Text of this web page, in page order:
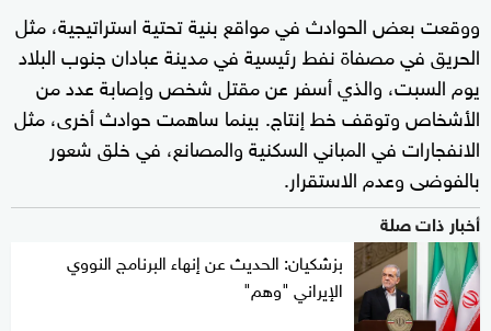
ووقعت بعض الحوادث في مواقع بنية تحتية استراتيجية، مثل
الحريق في مصفاة نفط رئيسية في مدينة عبادان جنوب البلاد
يوم السبت، والذي أسفر عن مقتل شخص وإصابة عدد من
الأشخاص وتوقف خط إنتاج. بينما ساهمت حوادث أخرى، مثل
الانفجارات في المباني السكنية والمصانع، في خلق شعور
بالفوضى وعدم الاستقرار.
أخبار ذات صلة
بزشكيان: الحديث عن إنهاء البرنامج النووي
الإيراني "وهم"